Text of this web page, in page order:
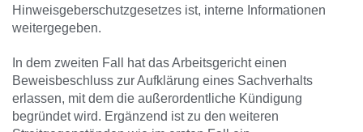
Hinweisgeberschutzgesetzes ist, interne Informationen
weitergegeben.
In dem zweiten Fall hat das Arbeitsgericht einen
Beweisbeschluss zur Aufklärung eines Sachverhalts
erlassen, mit dem die außerordentliche Kündigung
begründet wird. Ergänzend ist zu den weiteren